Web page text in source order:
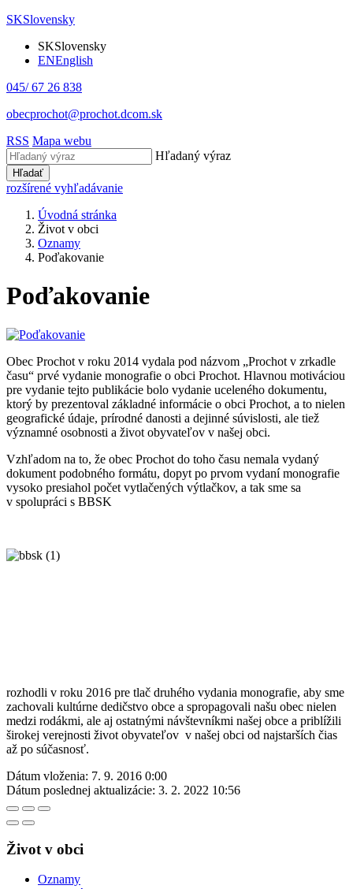
SKSlovensky
SKSlovensky
ENEnglish
045/ 67 26 838
obecprochot@prochot.dcom.sk
RSS Mapa webu
Hľadaný výraz
Hľadať
rozšírené vyhľadávanie
Úvodná stránka
Život v obci
Oznamy
Poďakovanie
Poďakovanie
Obec Prochot v roku 2014 vydala pod názvom „Prochot v zrkadle
času“ prvé vydanie monografie o obci Prochot. Hlavnou motiváciou
pre vydanie tejto publikácie bolo vydanie uceleného dokumentu,
ktorý by prezentoval základné informácie o obci Prochot, a to nielen
geografické údaje, prírodné danosti a dejinné súvislosti, ale tiež
významné osobnosti a život obyvateľov v našej obci.
Vzhľadom na to, že obec Prochot do toho času nemala vydaný
dokument podobného formátu, dopyt po prvom vydaní monografie
vysoko presiahol počet vytlačených výtlačkov, a tak sme sa
v spolupráci s BBSK
rozhodli v roku 2016 pre tlač druhého vydania monografie, aby sme
zachovali kultúrne dedičstvo obce a spropagovali našu obec nielen
medzi rodákmi, ale aj ostatnými návštevníkmi našej obce a priblížili
širokej verejnosti život obyvateľov v našej obci od najstarších čias
až po súčasnosť.
Dátum vloženia: 7. 9. 2016 0:00
Dátum poslednej aktualizácie: 3. 2. 2022 10:56
Život v obci
Oznamy